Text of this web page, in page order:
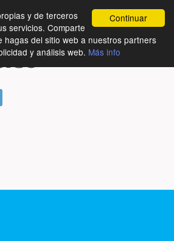
Continuar
y de terceros
servicios. Comparte
hagas del sitio web a nuestros partners
y análisis web. Más info